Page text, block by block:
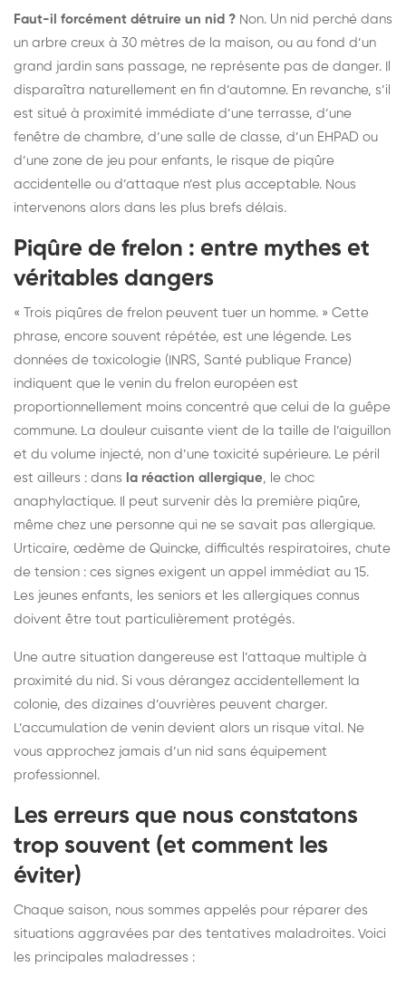
Faut-il forcément détruire un nid ? Non. Un nid perché dans
un arbre creux à 30 mètres de la maison, ou au fond d’un
grand jardin sans passage, ne représente pas de danger. Il
disparaîtra naturellement en fin d’automne. En revanche, s’il
est situé à proximité immédiate d’une terrasse, d’une
fenêtre de chambre, d’une salle de classe, d’un EHPAD ou
d’une zone de jeu pour enfants, le risque de piqûre
accidentelle ou d’attaque n’est plus acceptable. Nous
intervenons alors dans les plus brefs délais.
Piqûre de frelon : entre mythes et
véritables dangers
« Trois piqûres de frelon peuvent tuer un homme. » Cette
phrase, encore souvent répétée, est une légende. Les
données de toxicologie (INRS, Santé publique France)
indiquent que le venin du frelon européen est
proportionnellement moins concentré que celui de la guêpe
commune. La douleur cuisante vient de la taille de l’aiguillon
et du volume injecté, non d’une toxicité supérieure. Le péril
est ailleurs : dans la réaction allergique, le choc
anaphylactique. Il peut survenir dès la première piqûre,
même chez une personne qui ne se savait pas allergique.
Urticaire, œdème de Quincke, difficultés respiratoires, chute
de tension : ces signes exigent un appel immédiat au 15.
Les jeunes enfants, les seniors et les allergiques connus
doivent être tout particulièrement protégés.
Une autre situation dangereuse est l’attaque multiple à
proximité du nid. Si vous dérangez accidentellement la
colonie, des dizaines d’ouvrières peuvent charger.
L’accumulation de venin devient alors un risque vital. Ne
vous approchez jamais d’un nid sans équipement
professionnel.
Les erreurs que nous constatons
trop souvent (et comment les
éviter)
Chaque saison, nous sommes appelés pour réparer des
situations aggravées par des tentatives maladroites. Voici
les principales maladresses :